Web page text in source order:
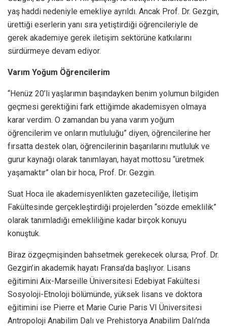
yaş haddi nedeniyle emekliye ayrıldı. Ancak Prof. Dr. Gezgin,
ürettiği eserlerin yanı sıra yetiştirdiği öğrencileriyle de
gerek akademiye gerek iletişim sektörüne katkılarını
sürdürmeye devam ediyor.
Varım Yoğum Öğrencilerim
“Henüz 20’li yaşlarımın başındayken benim yolumun bilgiden
geçmesi gerektiğini fark ettiğimde akademisyen olmaya
karar verdim. O zamandan bu yana varım yoğum
öğrencilerim ve onların mutluluğu” diyen, öğrencilerine her
fırsatta destek olan, öğrencilerinin başarılarını mutluluk ve
gurur kaynağı olarak tanımlayan, hayat mottosu “üretmek
yaşamaktır” olan bir hoca, Prof. Dr. Gezgin.
Suat Hoca ile akademisyenlikten gazeteciliğe, İletişim
Fakültesinde gerçekleştirdiği projelerden “sözde emeklilik”
olarak tanımladığı emekliliğine kadar birçok konuyu
konuştuk.
Biraz özgeçmişinden bahsetmek gerekecek olursa; Prof. Dr.
Gezgin’in akademik hayatı Fransa’da başlıyor. Lisans
eğitimini Aix-Marseille Üniversitesi Edebiyat Fakültesi
Sosyoloji-Etnoloji bölümünde, yüksek lisans ve doktora
eğitimini ise Pierre et Marie Curie Paris VI Üniversitesi
Antropoloji Anabilim Dalı ve Prehistorya Anabilim Dalı’nda